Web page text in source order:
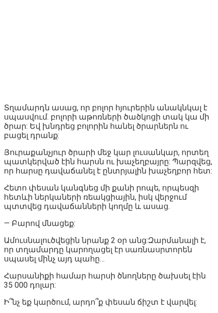
Տղամարդն ասաց, որ բոլոր հյուրերին անակնկալ է
սպասվում. բոլորի աթոռների ծածկոցի տակ կա մի
ծրար: Եվ խնդրեց բոլորին հանել ծրարներն ու
բացել դրանք:
Յուրաքանչյուր ծրարի մեջ կար լուսանկար, որտեղ
պատկերված էին հարսն ու խաչեղբայրը: Պարզվեց,
որ հարսը դավաճանել է ընտրյալին խաչեղբոր հետ:
Հետո փեսան կանգնեց մի քանի րոպե, որպեսզի
հետևի ներկաների ռեակցիային, իսկ վերջում
պտտվեց դավաճանների կողմը և ասաց.
— Բարով մնացեք:
Ամուսնալուծվեցին նրանք 2 օր անց:Զարմանալի է,
որ տղամարդը կարողացել էր սառնասրտորեն
սպասել մինչ այդ պահը…
Հարսանիքի համար հարսի ծնողները ծախսել էին
35 000 դոլար:
Ի՞նչ եք կարծում, արդո՞ք փեսան ճիշտ է վարվել: